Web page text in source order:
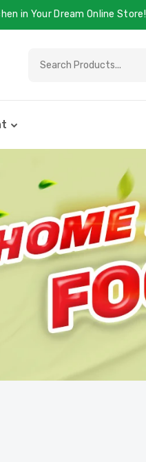
in Your Dream Online Store!